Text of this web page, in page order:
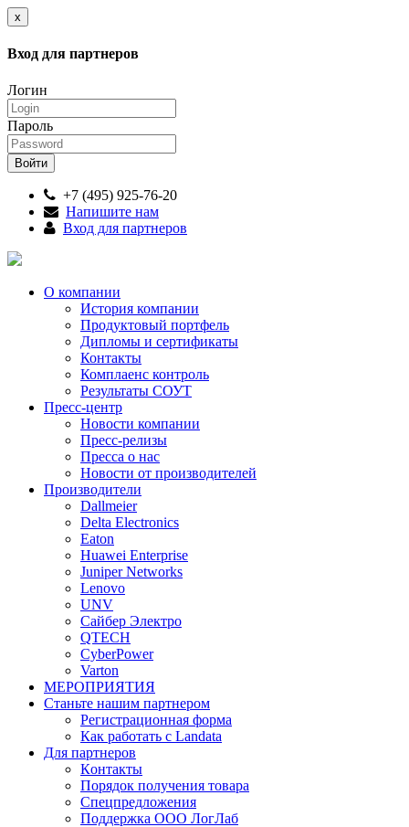
x
Вход для партнеров
Логин
Пароль
+7 (495) 925-76-20
Напишите нам
Вход для партнеров
О компании
История компании
Продуктовый портфель
Дипломы и сертификаты
Контакты
Комплаенс контроль
Результаты СОУТ
Пресс-центр
Новости компании
Пресс-релизы
Пресса о нас
Новости от производителей
Производители
Dallmeier
Delta Electronics
Eaton
Huawei Enterprise
Juniper Networks
Lenovo
UNV
Сайбер Электро
QTECH
CyberPower
Varton
МЕРОПРИЯТИЯ
Станьте нашим партнером
Регистрационная форма
Как работать с Landata
Для партнеров
Кoнтaкты
Порядок получения товара
Спецпредложения
Поддержка ООО ЛогЛаб